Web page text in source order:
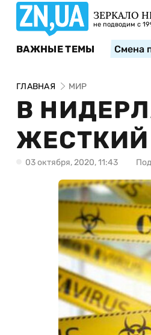
ЗЕРКАЛО
не подводим с
ВАЖНЫЕ ТЕМЫ Смена
ГЛАВНАЯ МИР
В
03 октября, 2020, 11:43